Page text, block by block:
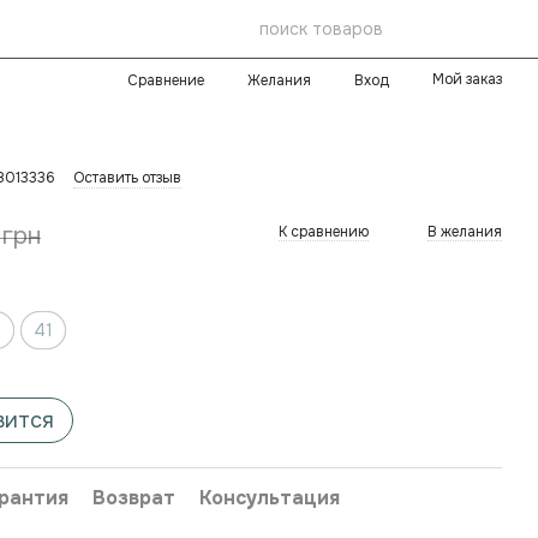
Сравнение Желания Вход Мой заказ
Оставить отзыв
К сравнению В желания
41
Возврат Консультация